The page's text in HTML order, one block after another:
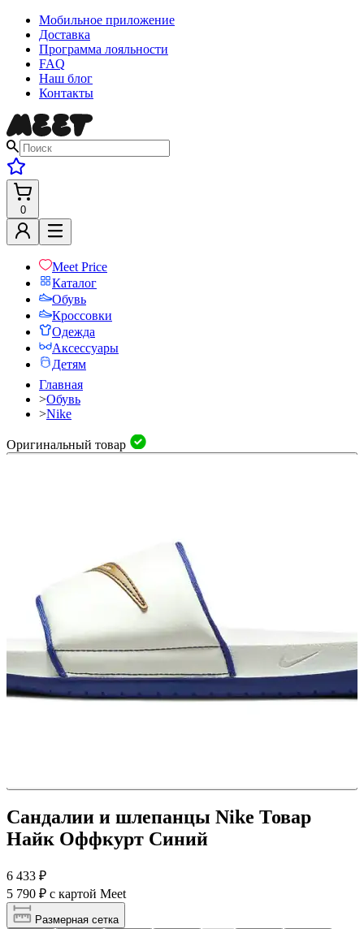
Мобильное приложение
Доставка
Программа лояльности
FAQ
Наш блог
Контакты
0
Meet Price
Каталог
Обувь
Кроссовки
Одежда
Аксессуары
Детям
Главная
>Обувь
>Nike
Оригинальный товар
Сандалии и шлепанцы Nike Товар
Найк Оффкурт Синий
6 433 ₽
5 790 ₽ с картой Meet
Размерная сетка